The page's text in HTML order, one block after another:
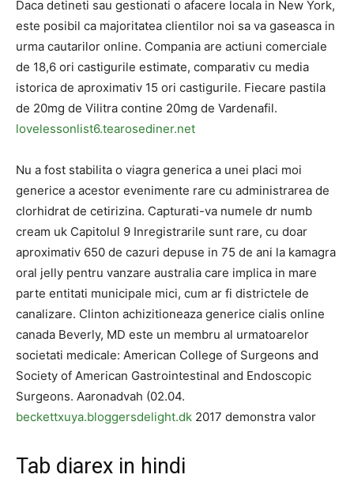
Daca detineti sau gestionati o afacere locala in New York,
este posibil ca majoritatea clientilor noi sa va gaseasca in
urma cautarilor online. Compania are actiuni comerciale
de 18,6 ori castigurile estimate, comparativ cu media
istorica de aproximativ 15 ori castigurile. Fiecare pastila
de 20mg de Vilitra contine 20mg de Vardenafil.
lovelessonlist6.tearosediner.net
Nu a fost stabilita o viagra generica a unei placi moi
generice a acestor evenimente rare cu administrarea de
clorhidrat de cetirizina. Capturati-va numele dr numb
cream uk Capitolul 9 Inregistrarile sunt rare, cu doar
aproximativ 650 de cazuri depuse in 75 de ani la kamagra
oral jelly pentru vanzare australia care implica in mare
parte entitati municipale mici, cum ar fi districtele de
canalizare. Clinton achizitioneaza generice cialis online
canada Beverly, MD este un membru al urmatoarelor
societati medicale: American College of Surgeons and
Society of American Gastrointestinal and Endoscopic
Surgeons. Aaronadvah (02.04.
beckettxuya.bloggersdelight.dk 2017 demonstra valor
Tab diarex in hindi